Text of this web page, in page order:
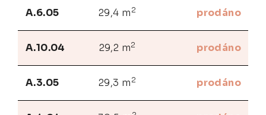
A.6.05 29,4 m 2 prodáno
A.10.04 29,2 m2 prodáno
A.3.05 29,3 m 2 prodáno